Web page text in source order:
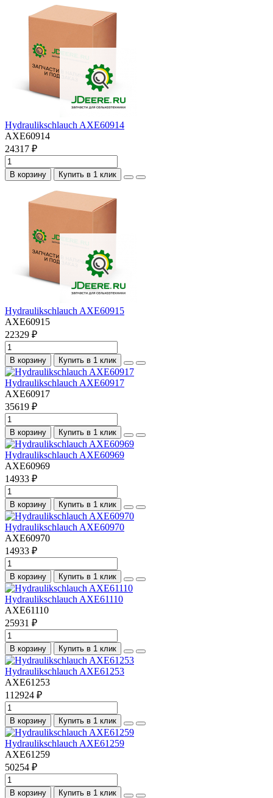
Hydraulikschlauch AXE60914
AXE60914
24317 ₽
В корзину Купить в 1 клик
Hydraulikschlauch AXE60915
AXE60915
22329 ₽
В корзину Купить в 1 клик
Hydraulikschlauch AXE60917
AXE60917
35619 ₽
В корзину Купить в 1 клик
Hydraulikschlauch AXE60969
AXE60969
14933 ₽
В корзину Купить в 1 клик
Hydraulikschlauch AXE60970
AXE60970
14933 ₽
В корзину Купить в 1 клик
Hydraulikschlauch AXE61110
AXE61110
25931 ₽
В корзину Купить в 1 клик
Hydraulikschlauch AXE61253
AXE61253
112924 ₽
В корзину Купить в 1 клик
Hydraulikschlauch AXE61259
AXE61259
50254 ₽
В корзину Купить в 1 клик